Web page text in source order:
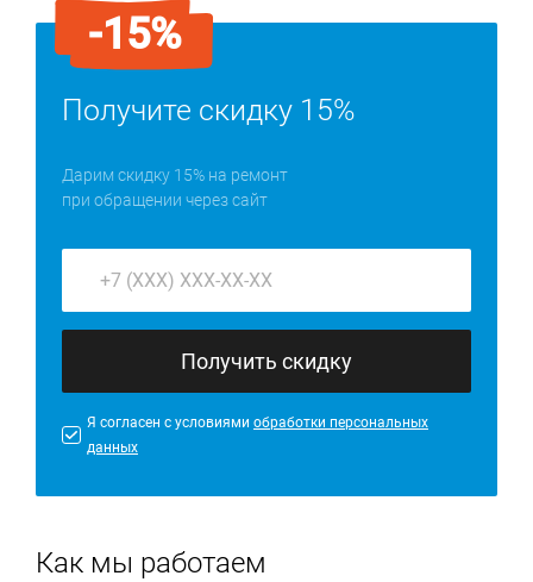
-15%
Получите скидку 15%
Дарим скидку 15% на ремонт
при обращении через сайт
Получить скидку
Я согласен с условиями обработки персональных
данных
Как мы работаем